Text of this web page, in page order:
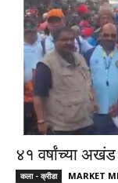
४१ वर्षांच्या
कला - क्रीडा MARKET